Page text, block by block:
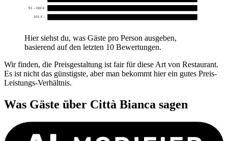
91 - 100 €
101 € -
Hier siehst du, was Gäste pro Person ausgeben,
basierend auf den letzten 10 Bewertungen.
Wir finden, die Preisgestaltung ist fair für diese Art von Restaurant.
Es ist nicht das günstigste, aber man bekommt hier ein gutes Preis-
Leistungs-Verhältnis.
Was Gäste über Città Bianca sagen